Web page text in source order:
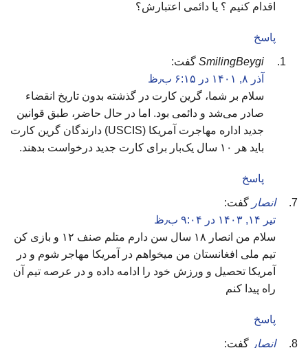
اقدام کنیم ؟ یا دائمی اعتبارش؟
پاسخ
SmilingBeygi گفت:
آذر ۸, ۱۴۰۱ در ۶:۱۵ ب٫ظ
سلام بر شما، گرین کارت در گذشته بدون تاریخ انقضاء
صادر می‌شد و دائمی بود. اما در حال حاضر، طبق قوانین
جدید اداره مهاجرت آمریکا (USCIS) دارندگان گرین کارت
باید هر ۱۰ سال یک‌بار برای کارت جدید درخواست بدهند.
پاسخ
انصار گفت:
تیر ۱۴, ۱۴۰۳ در ۹:۰۴ ب٫ظ
سلام من انصار ۱۸ سال سن دارم متلم صنف ۱۲ و بازی کن
تیم ملی افغانستان من میخواهم در آمریکا مهاجر شوم و در
آمریکا تحصیل و ورزش خود را ادامه داده و در عرصه تیم آن
راه پیدا کنم
پاسخ
انصار گفت: